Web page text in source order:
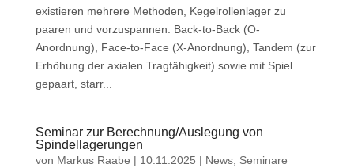
existieren mehrere Methoden, Kegelrollenlager zu
paaren und vorzuspannen: Back-to-Back (O-
Anordnung), Face-to-Face (X-Anordnung), Tandem (zur
Erhöhung der axialen Tragfähigkeit) sowie mit Spiel
gepaart, starr...
Seminar zur Berechnung/Auslegung von
Spindellagerungen
von Markus Raabe | 10.11.2025 | News, Seminare